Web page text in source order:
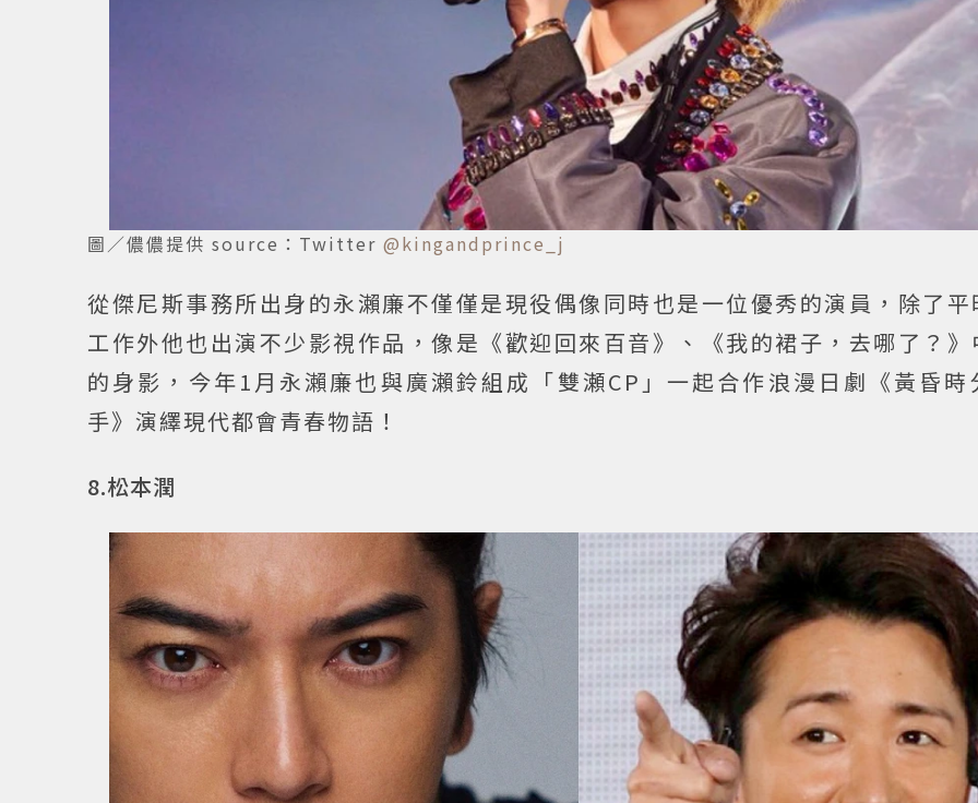
圖／儂儂提供 source：Twitter @kingandprince_j
從傑尼斯事務所出身的永瀨廉不僅僅是現役偶像同時也是一位優秀的演員，除了
工作外他也出演不少影視作品，像是《歡迎回來百音》、《我的裙子，去哪了？
的身影，今年1月永瀨廉也與廣瀨鈴組成「雙瀬CP」一起合作浪漫日劇《黃昏時
手》演繹現代都會青春物語！
8.松本潤